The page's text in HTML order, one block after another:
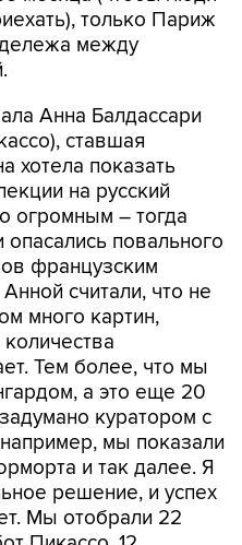
только Париж
между
Анна Балдассари
ставшая
хотела показать
на русский
огромным – тогда
повального
французским
считали, что не
много картин,
Тем более, что мы
а это еще 20
куратором с
мы показали
и так далее. Я
решение, и успех
Мы отобрали 22